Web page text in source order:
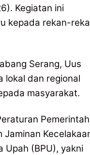
Kegiatan ini
kepada rekan-
Serang, Uus
lokal dan regional
masyarakat.
Pemerintah
Jaminan
Upah (BPU), yakni